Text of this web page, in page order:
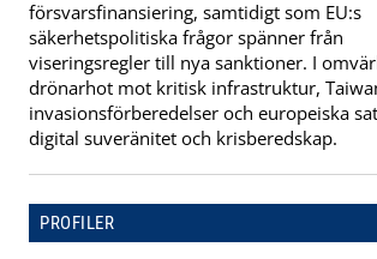
försvarsfinansiering, samtidigt som EU:s
säkerhetspolitiska frågor spänner från
viseringsregler till nya sanktioner. I
drönarhot mot kritisk infrastruktur,
invasionsförberedelser och europeiska
digital suveränitet och krisberedskap.
PROFILER